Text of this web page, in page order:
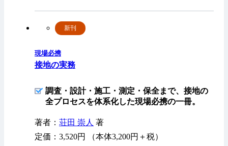
現場必携
接地の実務
新刊
調査・設計・施工・測定・保全まで、接地の
全プロセスを体系化した現場必携の一冊。
著者： 荘田 崇人 著
定価：3,520円 （本体3,200円＋税）